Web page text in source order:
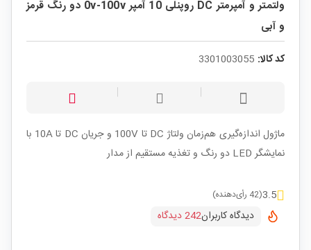
ولتمتر و آمپرمتر DC روپنلی 10 آمپر 0v-100v دو رنگ قرمز
و آبی
کد کالا: 3301003055
ماژول اندازه‌گیری هم‌زمان ولتاژ DC تا 100V و جریان DC تا 10A با
نمایشگر LED دو رنگ و تغذیه مستقیم از مدار
3.5(42 رأی‌دهنده)
دیدگاه کاربران242 دیدگاه